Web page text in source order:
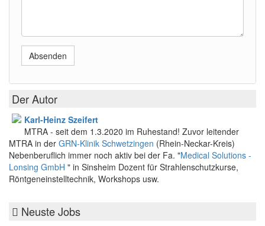
Absenden
Der Autor
Karl-Heinz Szeifert
MTRA - seit dem 1.3.2020 im Ruhestand! Zuvor leitender
MTRA in der GRN-Klinik Schwetzingen (Rhein-Neckar-Kreis)
Nebenberuflich immer noch aktiv bei der Fa. "Medical Solutions -
Lonsing GmbH " in Sinsheim Dozent für Strahlenschutzkurse,
Röntgeneinstelltechnik, Workshops usw.
Neuste Jobs